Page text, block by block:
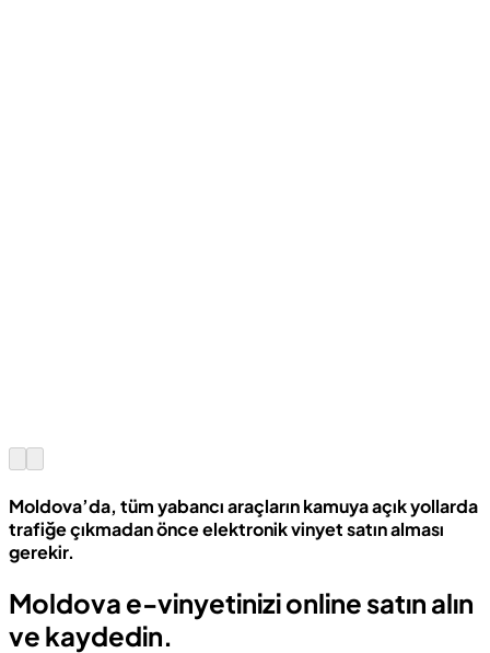
Moldova’da, tüm yabancı araçların kamuya açık yollarda
trafiğe çıkmadan önce elektronik vinyet satın alması
gerekir.
Moldova e-vinyetinizi online satın alın
ve kaydedin.